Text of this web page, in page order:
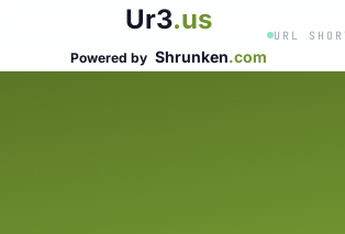
Ur3.us
Powered by Shrunken.com
URL